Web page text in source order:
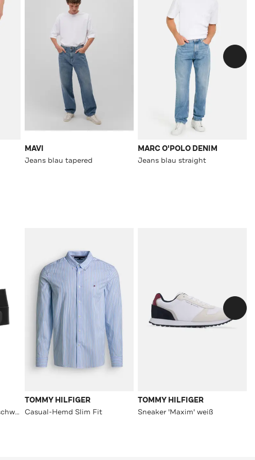
MAVI
Jeans blau tapered
MARC O'POLO DENIM
Jeans blau straight
Ledergürtel 'Joro-Loop' schwarz
TOMMY HILFIGER
Casual-Hemd Slim Fit
TOMMY HILFIGER
Sneaker 'Maxim' weiß